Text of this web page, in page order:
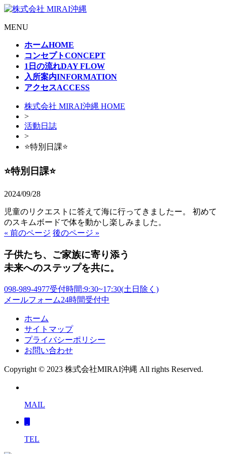
MENU
ホームHOME
コンセプトCONCEPT
1日の流れDAY FLOW
入所案内INFORMATION
アクセスACCESS
株式会社 MIRAI沖縄 HOME
>
活動日誌
>
⭐️特別日課⭐️
⭐️特別日課⭐️
2024/09/28
児童のリクエストに答えて海に行ってきましたー。 初めて
のスキムボードで体を動かし楽しみました。
« 前のページ 後のページ »
子供たち、ご家族に寄り添う
未来へのステップを共に。
098-989-4977受付時間:9:30~17:30(土日除く)
メールフォーム24時間受付中
ホーム
サイトマップ
プライバシーポリシー
お問い合わせ
Copyright © 2023 株式会社MIRAI沖縄 All rights Reserved.
MAIL
TEL